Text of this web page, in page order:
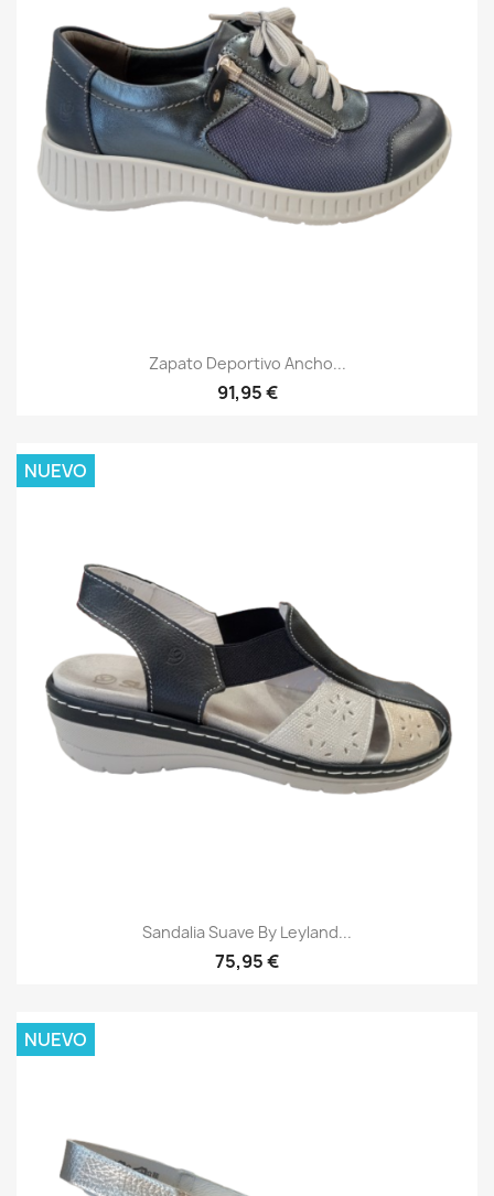
Zapato Deportivo Ancho...
91,95 €
Sandalia Suave By Leyland...
75,95 €
NUEVO
NUEVO